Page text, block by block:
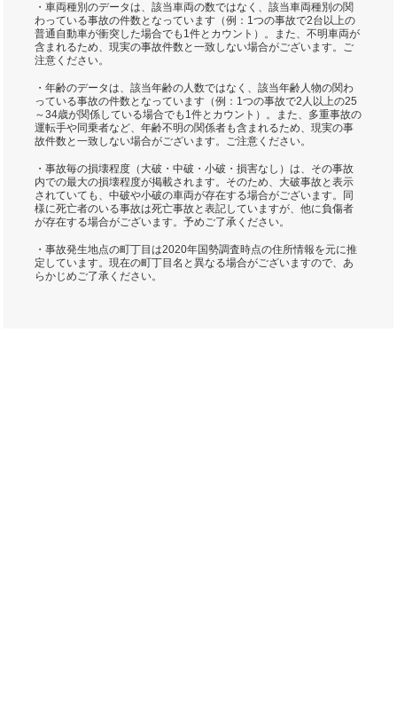
・車両種別のデータは、該当車両の数ではなく、該当車両種別の関
わっている事故の件数となっています（例：1つの事故で2台以上の
普通自動車が衝突した場合でも1件とカウント）。また、不明車両が
含まれるため、現実の事故件数と一致しない場合がございます。ご
注意ください。
・年齢のデータは、該当年齢の人数ではなく、該当年齢人物の関わ
っている事故の件数となっています（例：1つの事故で2人以上の25
～34歳が関係している場合でも1件とカウント）。また、多重事故の
運転手や同乗者など、年齢不明の関係者も含まれるため、現実の事
故件数と一致しない場合がございます。ご注意ください。
・事故毎の損壊程度（大破・中破・小破・損害なし）は、その事故
内での最大の損壊程度が掲載されます。そのため、大破事故と表示
されていても、中破や小破の車両が存在する場合がございます。同
様に死亡者のいる事故は死亡事故と表記していますが、他に負傷者
が存在する場合がございます。予めご了承ください。
・事故発生地点の町丁目は2020年国勢調査時点の住所情報を元に推
定しています。現在の町丁目名と異なる場合がございますので、あ
らかじめご了承ください。